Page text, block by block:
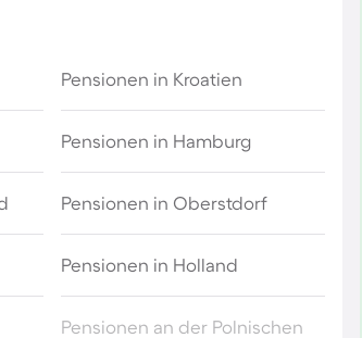
Pensionen in Kroatien
Pensionen in Hamburg
Pensionen in Oberstdorf
Pensionen in Holland
Pensionen an der Polnischen